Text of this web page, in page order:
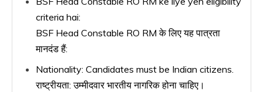
criteria hai:
BSF Head Constable RO RM के लिए यह पात्रता
मानदंड हैं:
Nationality: Candidates must be Indian citizens.
राष्ट्रीयता: उम्मीदवार भारतीय नागरिक होना चाहिए।